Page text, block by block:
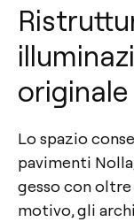
originale
Lo spazio
pavimenti
gesso con
motivo, gli